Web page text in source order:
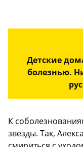
Детские
болезнью.
К
звезды. Так,